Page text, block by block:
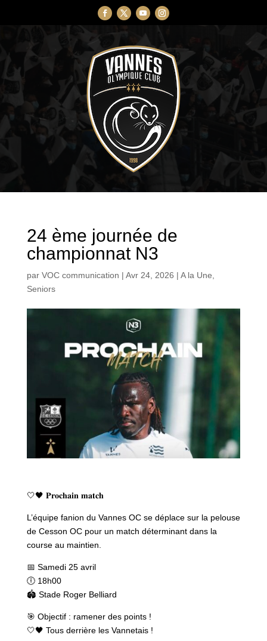
24 ème journée de
championnat N3
par VOC communication | Avr 24, 2026 | A la Une,
Seniors
🤍🖤 𝐏𝐫𝐨𝐜𝐡𝐚𝐢𝐧 𝐦𝐚𝐭𝐜𝐡
L’équipe fanion du Vannes OC se déplace sur la pelouse
de Cesson OC pour un match déterminant dans la
course au maintien.
📅 Samedi 25 avril
🕕 18h00
🏟️ Stade Roger Belliard
🎯 Objectif : ramener des points !
🤍🖤 Tous derrière les Vannetais !